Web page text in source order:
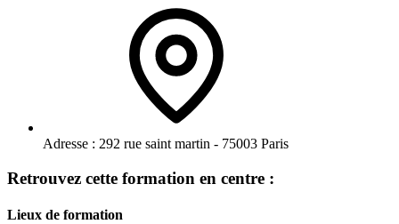
Adresse : 292 rue saint martin - 75003 Paris
Retrouvez cette formation en centre :
Lieux de formation